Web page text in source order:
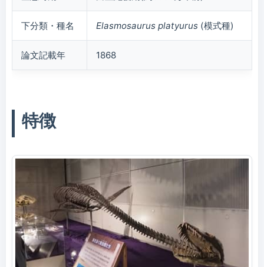
下分類・種名 Elasmosaurus platyurus (模式種)
論文記載年 1868
特徴